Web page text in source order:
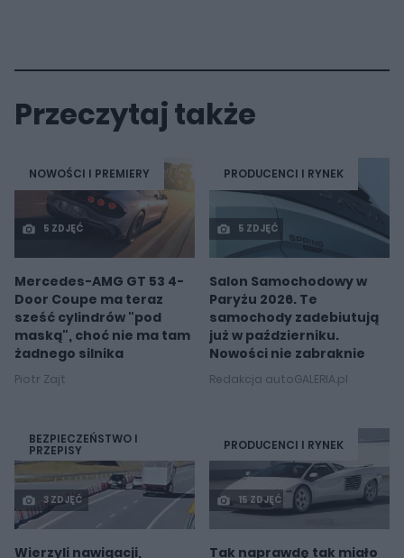
Przeczytaj także
NOWOŚCI I PREMIERY
5 ZDJĘĆ
Mercedes-AMG GT 53 4-
Door Coupe ma teraz
sześć cylindrów "pod
maską", choć nie ma tam
żadnego silnika
Piotr Zajt
PRODUCENCI I RYNEK
5 ZDJĘĆ
Salon Samochodowy w
Paryżu 2026. Te
samochody zadebiutują
już w październiku.
Nowości nie zabraknie
Redakcja autoGALERIA.pl
BEZPIECZEŃSTWO I
PRZEPISY
3 ZDJĘĆ
Wierzyli nawigacji,
PRODUCENCI I RYNEK
15 ZDJĘĆ
Tak naprawdę tak miało